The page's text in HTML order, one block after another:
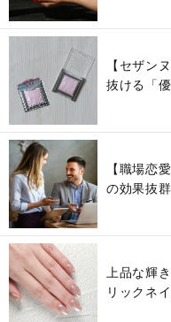
【セザン
抜ける「
【職場恋
の効果抜
上品な輝
リックネ